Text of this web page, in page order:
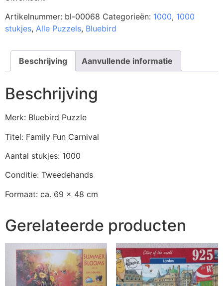
Artikelnummer: bl-00068 Categorieën: 1000, 1000
stukjes, Alle Puzzels, Bluebird
Beschrijving Aanvullende informatie
Beschrijving
Merk: Bluebird Puzzle
Titel: Family Fun Carnival
Aantal stukjes: 1000
Conditie: Tweedehands
Formaat: ca. 69 x 48 cm
Gerelateerde producten